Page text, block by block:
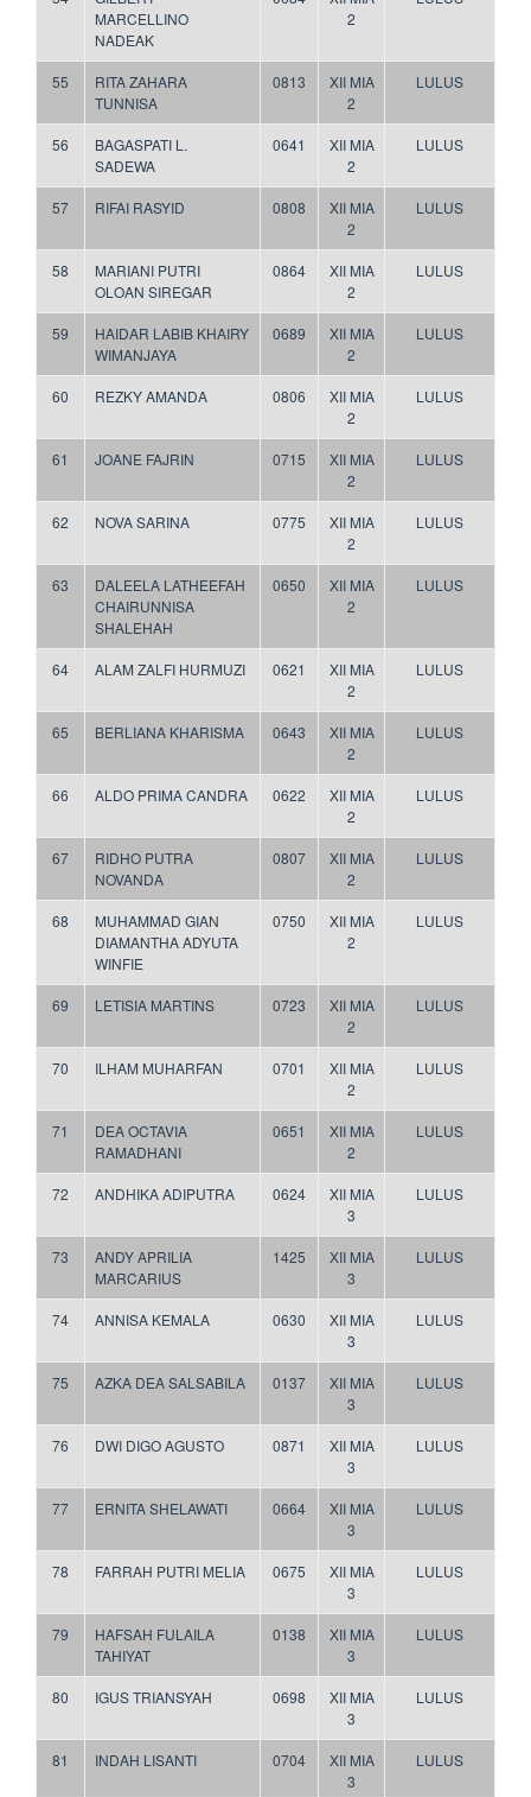
MARCELLINO
NADEAK
2
55
RITA ZAHARA
TUNNISA
0813
XII MIA
2
LULUS
56
BAGASPATI L.
SADEWA
0641
XII MIA
2
LULUS
57 RIFAI RASYID 0808
XII MIA
2
LULUS
58
MARIANI PUTRI
OLOAN SIREGAR
0864
XII MIA
2
LULUS
59
HAIDAR LABIB KHAIRY
WIMANJAYA
0689
XII MIA
2
LULUS
60 REZKY AMANDA 0806
XII MIA
2
LULUS
61 JOANE FAJRIN 0715
XII MIA
2
LULUS
62 NOVA SARINA 0775
XII MIA
2
LULUS
63
DALEELA LATHEEFAH
CHAIRUNNISA
SHALEHAH
0650
XII MIA
2
LULUS
64 ALAM ZALFI HURMUZI 0621
XII MIA
2
LULUS
65 BERLIANA KHARISMA 0643
XII MIA
2
LULUS
66 ALDO PRIMA CANDRA 0622
XII MIA
2
LULUS
67
RIDHO PUTRA
NOVANDA
0807
XII MIA
2
LULUS
68
MUHAMMAD GIAN
DIAMANTHA ADYUTA
WINFIE
0750
XII MIA
2
LULUS
69 LETISIA MARTINS 0723
XII MIA
2
LULUS
70 ILHAM MUHARFAN 0701
XII MIA
2
LULUS
71
DEA OCTAVIA
RAMADHANI
0651
XII MIA
2
LULUS
72 ANDHIKA ADIPUTRA 0624
XII MIA
3
LULUS
73
ANDY APRILIA
MARCARIUS
1425
XII MIA
3
LULUS
74 ANNISA KEMALA 0630
XII MIA
3
LULUS
75 AZKA DEA SALSABILA 0137
XII MIA
3
LULUS
76 DWI DIGO AGUSTO 0871
XII MIA
3
LULUS
77 ERNITA SHELAWATI 0664
XII MIA
3
LULUS
78 FARRAH PUTRI MELIA 0675
XII MIA
3
LULUS
79
HAFSAH FULAILA
TAHIYAT
0138
XII MIA
3
LULUS
80 IGUS TRIANSYAH 0698
XII MIA
3
LULUS
81 INDAH LISANTI 0704
XII MIA
3
LULUS